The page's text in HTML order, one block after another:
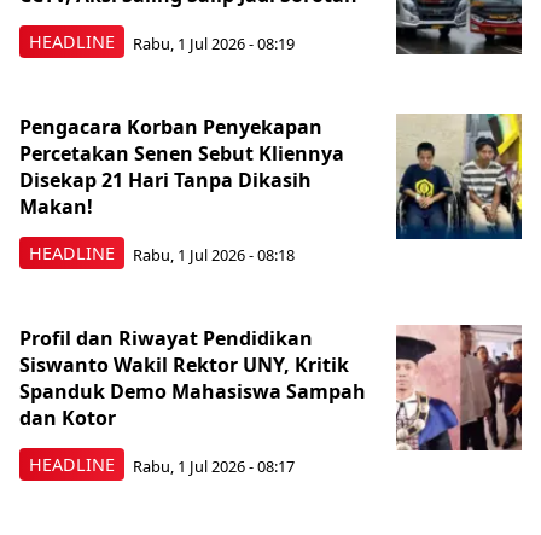
HEADLINE Rabu, 1 Jul 2026 - 08:19
HEADLINE
Pengacara Korban Penyekapan
Percetakan Senen Sebut Kliennya
Disekap 21 Hari Tanpa Dikasih
Makan!
Rabu, 1 Jul 2026 - 08:18
HEADLINE
Profil dan Riwayat Pendidikan
Siswanto Wakil Rektor UNY, Kritik
Spanduk Demo Mahasiswa Sampah
dan Kotor
Rabu, 1 Jul 2026 - 08:17